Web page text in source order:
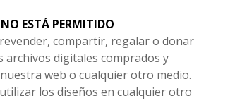
ESTÁ PERMITIDO
compartir, regalar o donar
archivos digitales comprados y
web o cualquier otro medio.
los diseños en cualquier otro